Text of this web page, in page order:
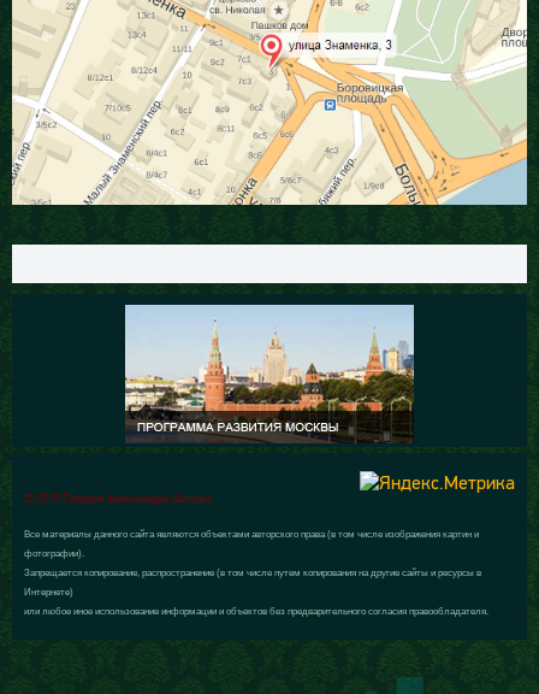
© 2015 Галерея Александра Шилова
Все материалы данного сайта являются объектами авторского права (в том числе изображения картин и
фотографии).
Запрещается копирование, распространение (в том числе путем копирования на другие сайты и ресурсы в
Интернете)
или любое иное использование информации и объектов без предварительного согласия правообладателя.